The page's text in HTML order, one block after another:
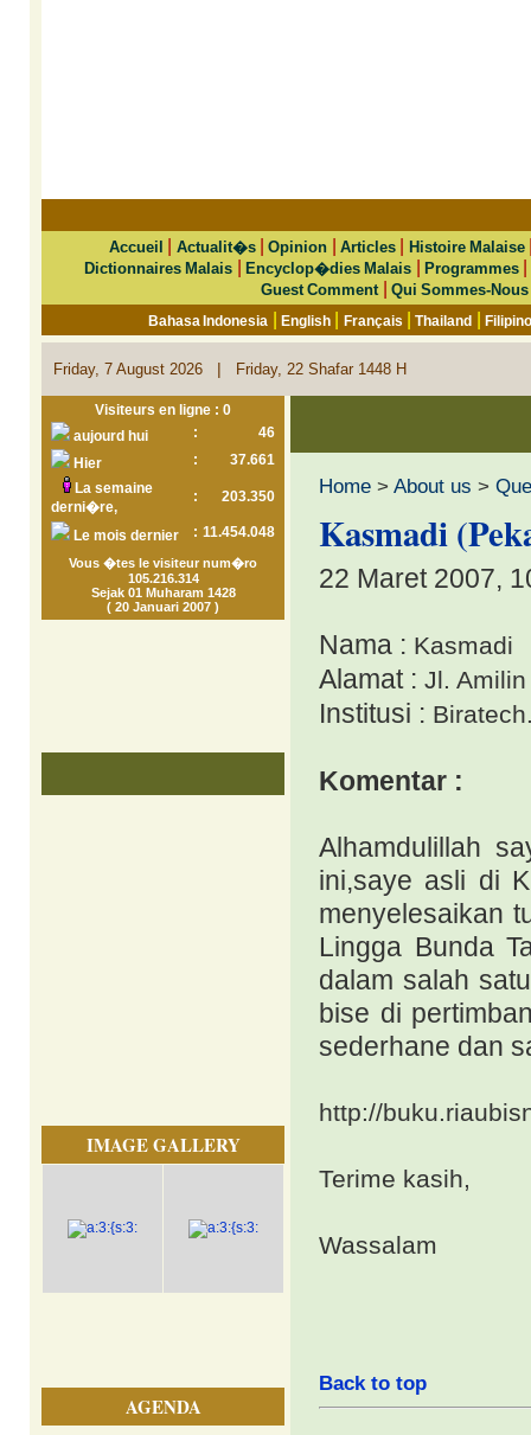
Accueil Actualit�s|Opinion Articles| Histoire Malaise
Dictionnaires Malais |Encyclop�dies Malais |Programmes
Guest Comment Qui Sommes-Nous
Bahasa Indonesia |English Français |Thailand |
Friday, 7 August 2026 | Friday, 22 Shafar 1448 H
Visiteurs en ligne : 0
aujourd hui
:
46
Hier
:
37.661
La semaine
derni�re,
: 203.350
Le mois dernier : 11.454.048
Vous �tes le visiteur num�ro
105.216.314
Sejak 01 Muharam 1428
( 20 Januari 2007 )
IMAGE GALLERY
AGENDA
Home > About us >
Kasmadi
22 Maret 2007,
Nama : Kasmadi
Alamat : Jl.
Institusi :
Komentar :
Alhamdulillah
ini,saye asli di
menyelesaikan
Lingga Bunda
dalam salah
bise di
sederhane dan
http://
Terime kasih,
Wassalam
Back to top